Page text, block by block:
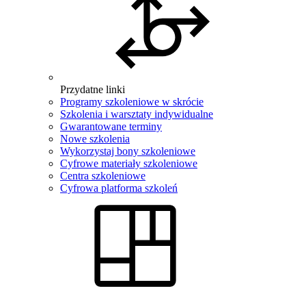
Przydatne linki
Programy szkoleniowe w skrócie
Szkolenia i warsztaty indywidualne
Gwarantowane terminy
Nowe szkolenia
Wykorzystaj bony szkoleniowe
Cyfrowe materiały szkoleniowe
Centra szkoleniowe
Cyfrowa platforma szkoleń